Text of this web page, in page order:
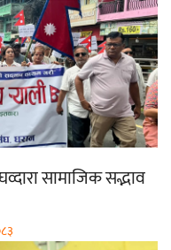
सामाजिक सद्भाव